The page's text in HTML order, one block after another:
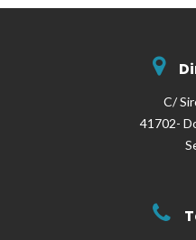
C/
41702-